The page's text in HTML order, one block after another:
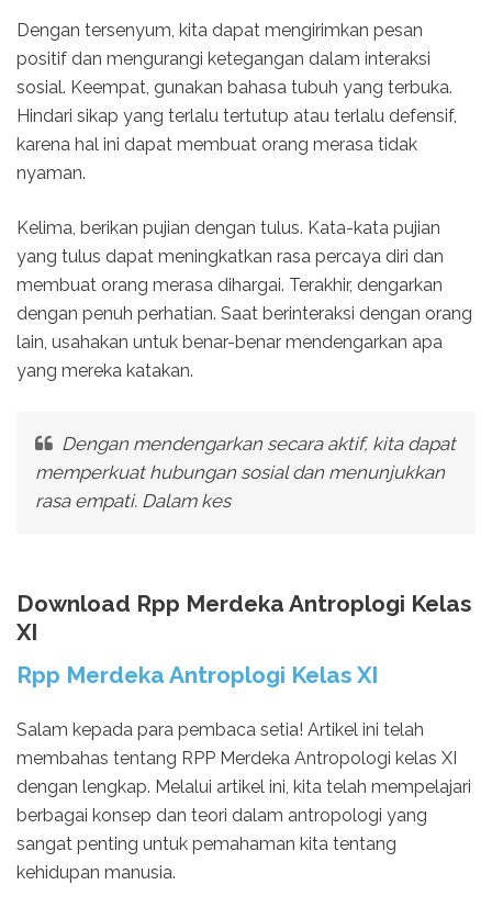
Dengan tersenyum, kita dapat mengirimkan pesan
positif dan mengurangi ketegangan dalam interaksi
sosial. Keempat, gunakan bahasa tubuh yang terbuka.
Hindari sikap yang terlalu tertutup atau terlalu defensif,
karena hal ini dapat membuat orang merasa tidak
nyaman.
Kelima, berikan pujian dengan tulus. Kata-kata pujian
yang tulus dapat meningkatkan rasa percaya diri dan
membuat orang merasa dihargai. Terakhir, dengarkan
dengan penuh perhatian. Saat berinteraksi dengan orang
lain, usahakan untuk benar-benar mendengarkan apa
yang mereka katakan.
Dengan mendengarkan secara aktif, kita dapat
memperkuat hubungan sosial dan menunjukkan
rasa empati. Dalam kes
Download Rpp Merdeka Antroplogi Kelas
XI
Rpp Merdeka Antroplogi Kelas XI
Salam kepada para pembaca setia! Artikel ini telah
membahas tentang RPP Merdeka Antropologi kelas XI
dengan lengkap. Melalui artikel ini, kita telah mempelajari
berbagai konsep dan teori dalam antropologi yang
sangat penting untuk pemahaman kita tentang
kehidupan manusia.